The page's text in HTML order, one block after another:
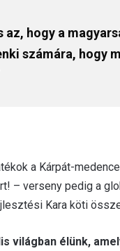
az, hogy a
számára, hogy
a Kárpát-
– verseny pedig a
Kara köti
világban élünk,